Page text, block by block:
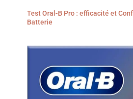
Test Oral-B Pro : efficacité et
Batterie